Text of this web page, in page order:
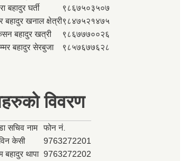
बहादुर घर्ती
९८६७५०३५०७
बहादुर खनाल क्षेत्री९८४७५२१४७५
बहादुर खत्री
९८६७७७००२६
बहादुर सेरबुजा ९८५७६७७६२८
विवरण
सचिव नाम
फोन नं.
केसी
9763272201
बहादुर थापा 9763272202